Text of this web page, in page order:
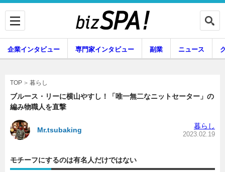
専門家インタビュー
副業
企業インタビュー 専門家インタビュー 副業 ニュース
TOP 暮らし
ブルース・リーに横山やすし！「唯一無二なニットセーター」の
編み物職人を直撃
Mr.tsubaking 暮らし
2023.02.19
モチーフにするのは有名人だけではない